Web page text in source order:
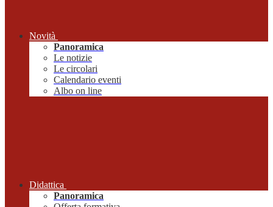
Novità
Panoramica
Le notizie
Le circolari
Calendario eventi
Albo on line
Didattica
Panoramica